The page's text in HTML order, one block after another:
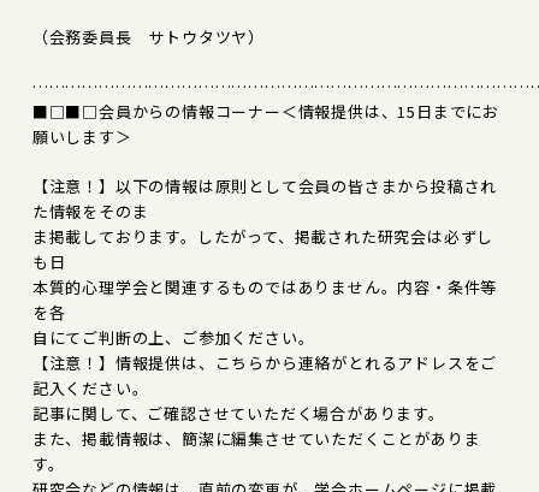
（会務委員長 サトウタツヤ）
■□■□会員からの情報コーナー＜情報提供は、15日までにお
願いします＞
【注意！】以下の情報は原則として会員の皆さまから投稿され
た情報をそのま
ま掲載しております。したがって、掲載された研究会は必ずし
も日
本質的心理学会と関連するものではありません。内容・条件等
を各
自にてご判断の上、ご参加ください。
【注意！】情報提供は、こちらから連絡がとれるアドレスをご
記入ください。
記事に関して、ご確認させていただく場合があります。
また、掲載情報は、簡潔に編集させていただくことがありま
す。